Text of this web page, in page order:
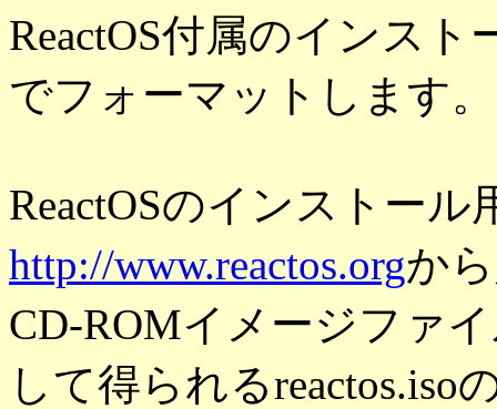
ReactOS付属のインス
でフォーマットします。
ReactOSのインストー
http://www.reactos.orgか
CD-ROMイメージファイ
して得られる